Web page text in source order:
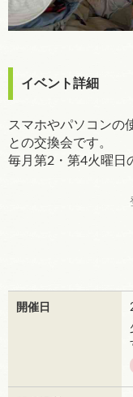
イベント詳細
スマホやパソコンの
との交換会です。
毎月第2・第4火曜日
開催日